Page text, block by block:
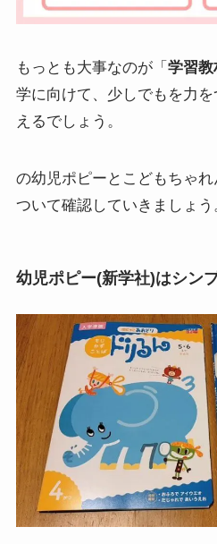
もっとも大事なのが「 学習教
学に向けて、少しでもを力
えるでしょう。
の幼児ポピーとこどもちゃ
ついて確認していきましょう
幼児ポピー(新学社)はシン